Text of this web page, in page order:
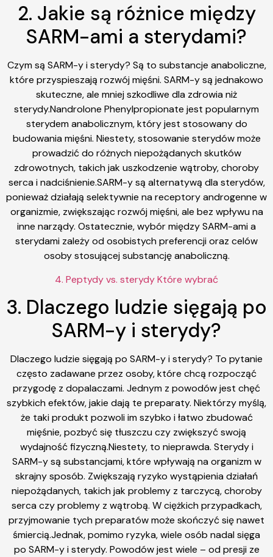
2. Jakie są różnice między
SARM-ami a sterydami?
Czym są SARM-y i sterydy? Są to substancje anaboliczne,
które przyspieszają rozwój mięśni. SARM-y są jednakowo
skuteczne, ale mniej szkodliwe dla zdrowia niż
sterydy.Nandrolone Phenylpropionate jest popularnym
sterydem anabolicznym, który jest stosowany do
budowania mięśni. Niestety, stosowanie sterydów może
prowadzić do różnych niepożądanych skutków
zdrowotnych, takich jak uszkodzenie wątroby, choroby
serca i nadciśnienie.SARM-y są alternatywą dla sterydów,
ponieważ działają selektywnie na receptory androgenne w
organizmie, zwiększając rozwój mięśni, ale bez wpływu na
inne narządy. Ostatecznie, wybór między SARM-ami a
sterydami zależy od osobistych preferencji oraz celów
osoby stosującej substancję anaboliczną.
4. Peptydy vs. sterydy Które wybrać
3. Dlaczego ludzie sięgają po
SARM-y i sterydy?
Dlaczego ludzie sięgają po SARM-y i sterydy? To pytanie
często zadawane przez osoby, które chcą rozpocząć
przygodę z dopalaczami. Jednym z powodów jest chęć
szybkich efektów, jakie dają te preparaty. Niektórzy myślą,
że taki produkt pozwoli im szybko i łatwo zbudować
mięśnie, pozbyć się tłuszczu czy zwiększyć swoją
wydajność fizyczną.Niestety, to nieprawda. Sterydy i
SARM-y są substancjami, które wpływają na organizm w
skrajny sposób. Zwiększają ryzyko wystąpienia działań
niepożądanych, takich jak problemy z tarczycą, choroby
serca czy problemy z wątrobą. W ciężkich przypadkach,
przyjmowanie tych preparatów może skończyć się nawet
śmiercią.Jednak, pomimo ryzyka, wiele osób nadal sięga
po SARM-y i sterydy. Powodów jest wiele – od presji ze